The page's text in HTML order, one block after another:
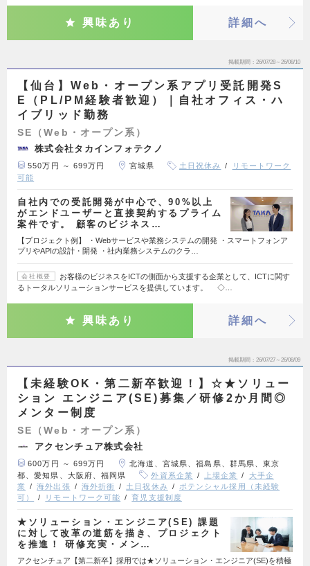
興味あり 詳細へ
掲載期間 26/07/28～26/08/10
【仙台】Web・オープン系アプリ受託開発S
E（PL/PM経験者歓迎）｜自社オフィス・ハ
イブリッド勤務
SE（Web・オープン系）
株式会社タカインフォテクノ
550万円 ～ 699万円 宮城県 土日祝休み
リモートワーク
可能
自社内での受託開発が中心で、90%以上
がエンドユーザーと直接契約するプライム
案件です。 顧客のビジネス…
【プロジェクト例】 ・Webサービスや業務システムの開発 ・スマートフォンア
プリやAPIの設計・開発 ・社内業務システムのクラ…
会社概要
お客様のビジネスをICTの側面から支援する企業として、ICTに関す
るトータルソリューションサービスを提供しています。 ◇…
興味あり 詳細へ
掲載期間 26/07/27～26/08/09
【未経験OK・第二新卒歓迎！】☆★ソリュー
ション エンジニア(SE)募集／研修2か月間◎
メンター制度
SE（Web・オープン系）
アクセンチュア株式会社
600万円 ～ 699万円
北海道、宮城県、福島県、群馬県、東京
都、愛知県、大阪府、福岡県
外資系企業 上場企業
大手企
業
海外出張 海外折衝 土日祝休み
ポテンシャル採用（未経験
可）
リモートワーク可能 育児支援制度
★ソリューション・エンジニア(SE) 課題
に対して改革の道筋を描き、プロジェクト
を推進！ 研修充実・メン…
アクセンチュア【第二新卒】採用では★ソリューション・エンジニア(SE)を積極